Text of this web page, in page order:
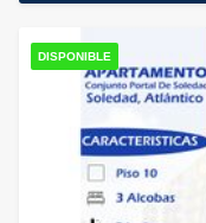
DISPONIBLE